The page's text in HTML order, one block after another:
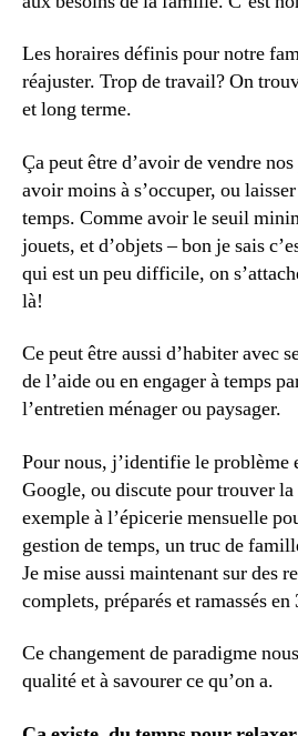
Les horaires définis pour notre
réajuster. Trop de travail? On
et long terme.
Ça peut être d’avoir de vendre
avoir moins à s’occuper, ou
temps. Comme avoir le seuil
jouets, et d’objets – bon je sais
qui est un peu difficile, on
là!
Ce peut être aussi d’habiter avec
de l’aide ou en engager à temps
l’entretien ménager ou paysager.
Pour nous, j’identifie le problème
Google, ou discute pour trouver la
exemple à l’épicerie mensuelle
gestion de temps, un truc de
Je mise aussi maintenant sur des
complets, préparés et ramassés
Ce changement de paradigme
qualité et à savourer ce qu’on a.